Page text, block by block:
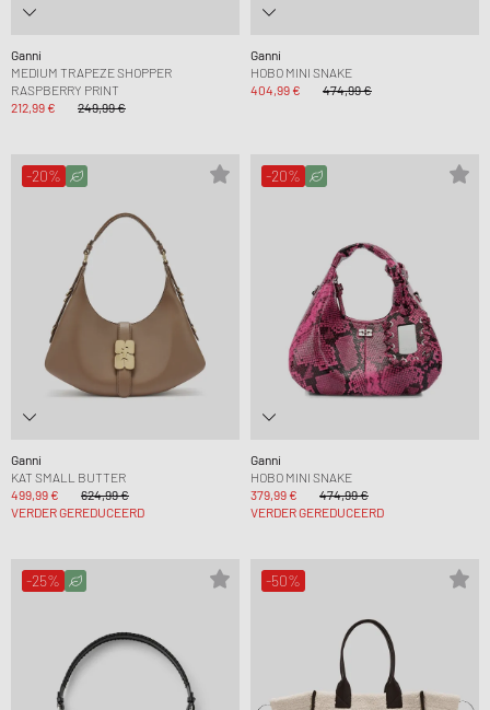
Ganni
MEDIUM TRAPEZE SHOPPER
RASPBERRY PRINT
212,99 €
249,99 €
Ganni
HOBO MINI SNAKE
404,99 €
474,99 €
-20%
Ganni
KAT SMALL BUTTER
499,99 €
624,99 €
VERDER GEREDUCEERD
-20%
Ganni
HOBO MINI SNAKE
379,99 €
474,99 €
VERDER GEREDUCEERD
-25% -50%